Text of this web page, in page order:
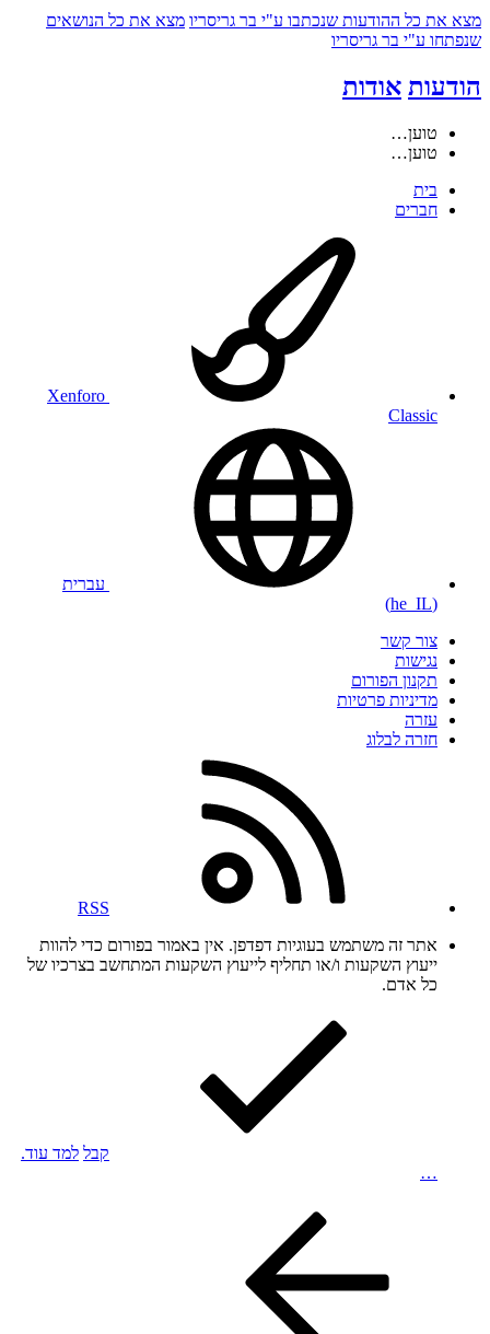
מצא את כל ההודעות שנכתבו ע"י בר גריסריו מצא את כל הנושאים
שנפתחו ע"י בר גריסריו
הודעות אודות
טוען…
טוען…
בית
חברים
Xenforo
Classic
עברית
(he_IL)
צור קשר
נגישות
תקנון הפורום
מדיניות פרטיות
עזרה
חזרה לבלוג
RSS
אתר זה משתמש בעוגיות דפדפן. אין באמור בפורום כדי להוות
ייעוץ השקעות ו/או תחליף לייעוץ השקעות המתחשב בצרכיו של
כל אדם.
קבל למד עוד.
…